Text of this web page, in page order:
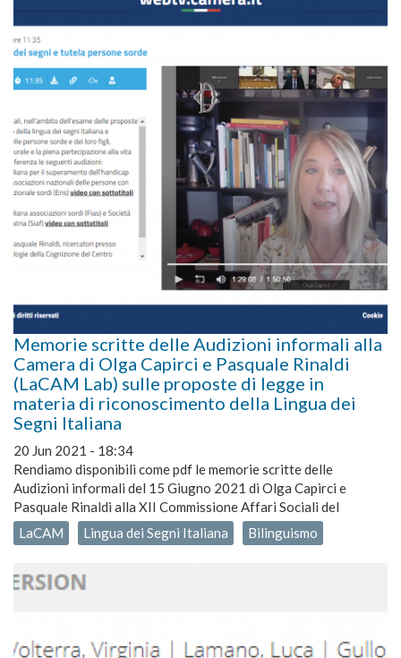
Memorie scritte delle Audizioni informali alla
Camera di Olga Capirci e Pasquale Rinaldi
(LaCAM Lab) sulle proposte di legge in
materia di riconoscimento della Lingua dei
Segni Italiana
20 Jun 2021 - 18:34
Rendiamo disponibili come pdf le memorie scritte delle
Audizioni informali del 15 Giugno 2021 di Olga Capirci e
Pasquale Rinaldi alla XII Commissione Affari Sociali del
LaCAM
Lingua dei Segni Italiana Bilinguismo